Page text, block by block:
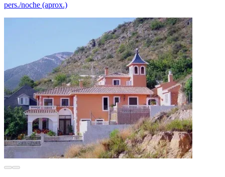
pers./noche (aprox.)